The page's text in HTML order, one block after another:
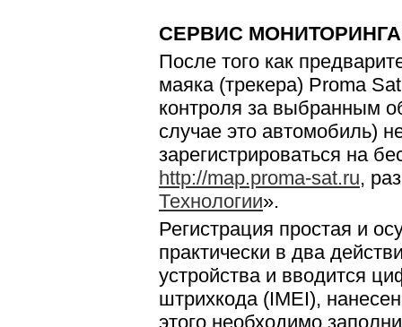
СЕРВИС МОНИТОРИНГА
После того как
маяка (трекера) Proma
контроля за выбранным
случае это автомобиль)
зарегистрироваться на
http://map.proma-sat.ru,
Технологии».
Регистрация простая и
практически в два
устройства и вводится
штрихкода (IMEI),
этого необходимо